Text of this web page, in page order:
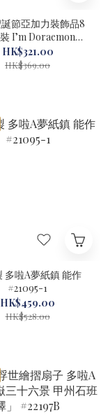
節亞加力裝飾品8
I’m Doraemon
#72010
HK$321.00
HK$369.00
多啦A夢紙鎮 能作
#21095-1
HK$459.00
HK$528.00